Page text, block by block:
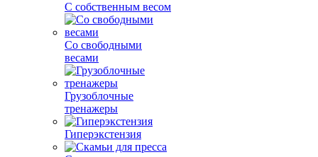
С собственным весом
Со свободными
весами
Грузоблочные
тренажеры
Гиперэкстензия